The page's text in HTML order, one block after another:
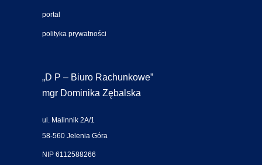
portal
polityka prywatności
„D P – Biuro Rachunkowe”
mgr Dominika Zębalska
ul. Malinnik 2A/1
58-560 Jelenia Góra
NIP 6112588266